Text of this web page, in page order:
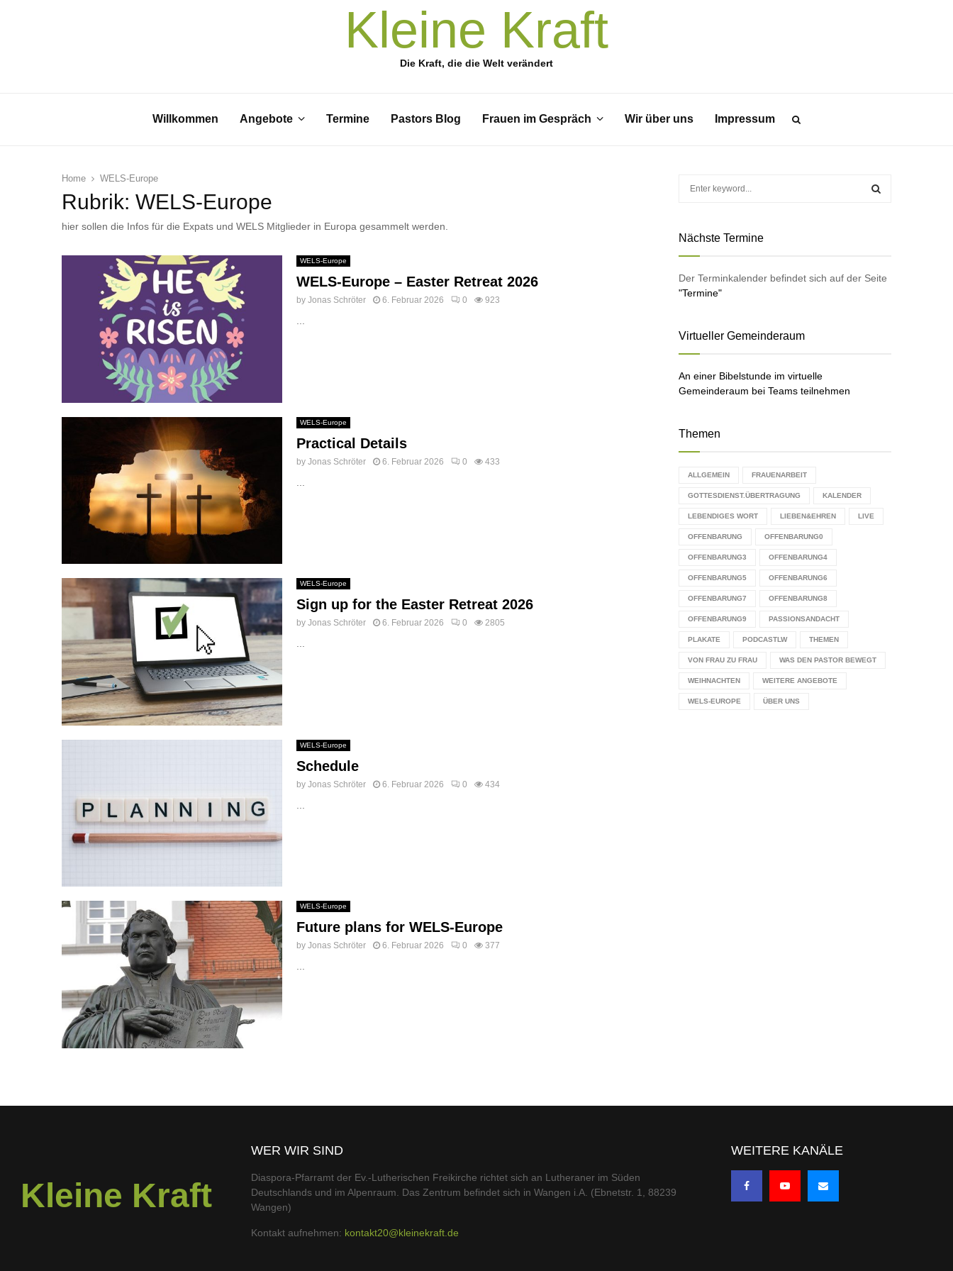
Kleine Kraft
Die Kraft, die die Welt verändert
Willkommen Angebote Termine Pastors Blog Frauen im Gespräch Wir über uns Impressum
Home WELS-Europe
Rubrik: WELS-Europe
hier sollen die Infos für die Expats und WELS Mitglieder in Europa gesammelt werden.
WELS-Europe
WELS-Europe – Easter Retreat 2026
byJonas Schröter 6. Februar 2026 0 923
WELS-Europe
Practical Details
byJonas Schröter 6. Februar 2026 0 433
WELS-Europe
Sign up for the Easter Retreat 2026
byJonas Schröter 6. Februar 2026 0 2805
WELS-Europe
Schedule
byJonas Schröter 6. Februar 2026 0 434
WELS-Europe
Future plans for WELS-Europe
byJonas Schröter 6. Februar 2026 0 377
c
h
A
Nächste Termine
Der Terminkalender befindet sich auf der Seite
"Termine"
Virtueller Gemeinderaum
An einer Bibelstunde im virtuelle
Gemeinderaum bei Teams teilnehmen
Themen
ALLGEMEIN FRAUENARBEIT
GOTTESDIENST.ÜBERTRAGUNG KALENDER
LEBENDIGES WORT LIEBEN&EHREN LIVE
OFFENBARUNG OFFENBARUNG0
OFFENBARUNG3 OFFENBARUNG4
OFFENBARUNG5 OFFENBARUNG6
OFFENBARUNG7 OFFENBARUNG8
OFFENBARUNG9 PASSIONSANDACHT
PLAKATE PODCASTLW THEMEN
VON FRAU ZU FRAU WAS DEN PASTOR BEWEGT
WEIHNACHTEN WEITERE ANGEBOTE
WELS-EUROPE ÜBER UNS
Kleine Kraft
WER WIR SIND
Diaspora-Pfarramt der Ev.-Lutherischen Freikirche richtet sich an Lutheraner im Süden
Deutschlands und im Alpenraum. Das Zentrum befindet sich in Wangen i.A. (Ebnetstr. 1, 88239
Wangen)
Kontakt aufnehmen: kontakt20@kleinekraft.de
WEITERE KANÄLE